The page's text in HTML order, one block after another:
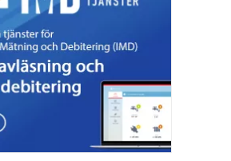
Läs fler nyheter